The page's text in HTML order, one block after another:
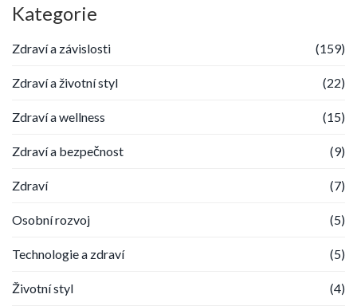
Kategorie
Zdraví a závislosti (159)
Zdraví a životní styl (22)
Zdraví a wellness (15)
Zdraví a bezpečnost (9)
Zdraví (7)
Osobní rozvoj (5)
Technologie a zdraví (5)
Životní styl (4)